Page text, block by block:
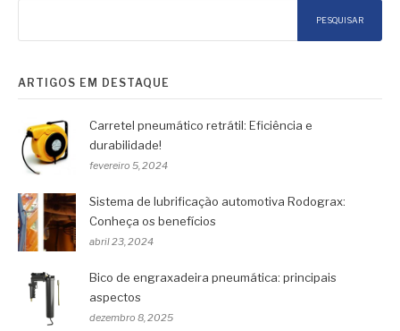
PESQUISAR
ARTIGOS EM DESTAQUE
Carretel pneumático retrátil: Eficiência e
durabilidade!
fevereiro 5, 2024
Sistema de lubrificação automotiva Rodograx:
Conheça os benefícios
abril 23, 2024
Bico de engraxadeira pneumática: principais
aspectos
dezembro 8, 2025